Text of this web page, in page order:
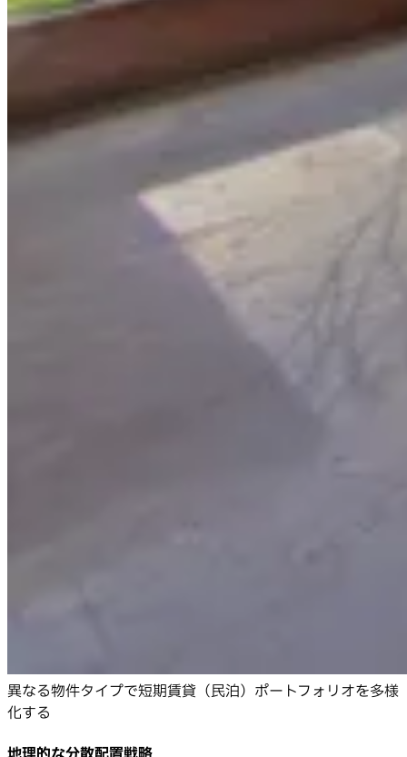
異なる物件タイプで短期賃貸（民泊）ポートフォリオを多様
化する